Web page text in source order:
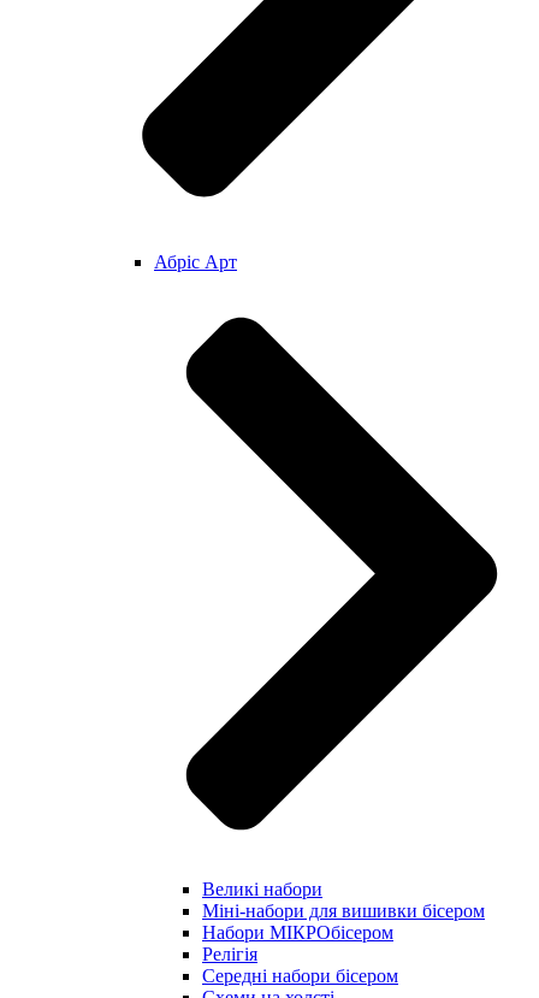
Абріс Арт
Великі набори
Міні-набори для вишивки бісером
Набори МІКРОбісером
Релігія
Середні набори бісером